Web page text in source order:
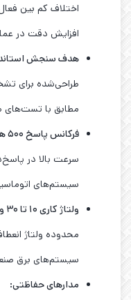
اختلاف کم بین
افزایش دقت در
هدف سنجش استاندارد (12×12×1
طراحی‌شده برای
مطابق با تست‌های
فرکانس پاسخ ۵۰۰ هرتز
سرعت بالا در
سیستم‌های
ولتاژ کاری ۱۰ تا ۳۰ ولت
محدوده ولتاژ
سیستم‌های برق
مدارهای حفاظتی: